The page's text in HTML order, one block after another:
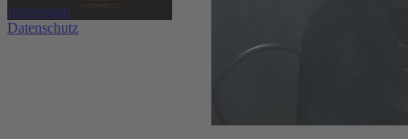
Impressum
Datenschutz